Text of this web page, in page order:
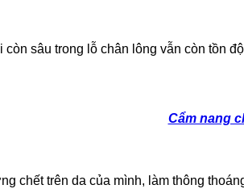
còn sâu trong lỗ chân lông vẫn còn tồn
Cẩm nang
chết trên da của mình, làm thông